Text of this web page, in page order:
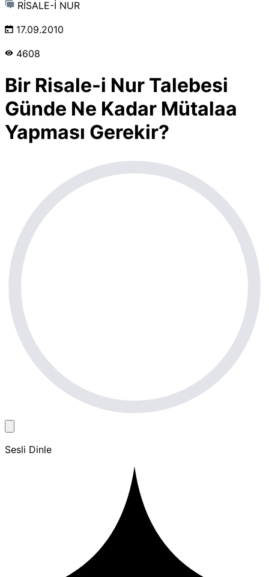
RİSALE-İ NUR
17.09.2010
4608
Bir Risale-i Nur Talebesi
Günde Ne Kadar Mütalaa
Yapması Gerekir?
Sesli Dinle